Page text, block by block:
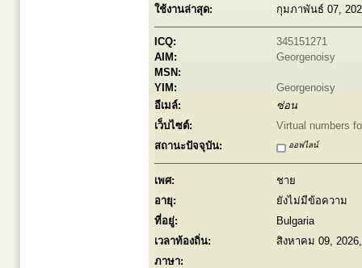
ใช้งานล่าสุด:
กุมภาพันธ์ 07,
ICQ:
345151271
AIM:
Georgenoisy
MSN:
YIM:
Georgenoisy
อีเมล์:
ซ่อน
เว็บไซต์:
Virtual numbers
สถานะปัจจุบัน:
ออฟไลน์
เพศ:
ชาย
อายุ:
ยังไม่มีข้อความ
ที่อยู่:
Bulgaria
เวลาท้องถิ่น:
สิงหาคม 09,
ภาษา: